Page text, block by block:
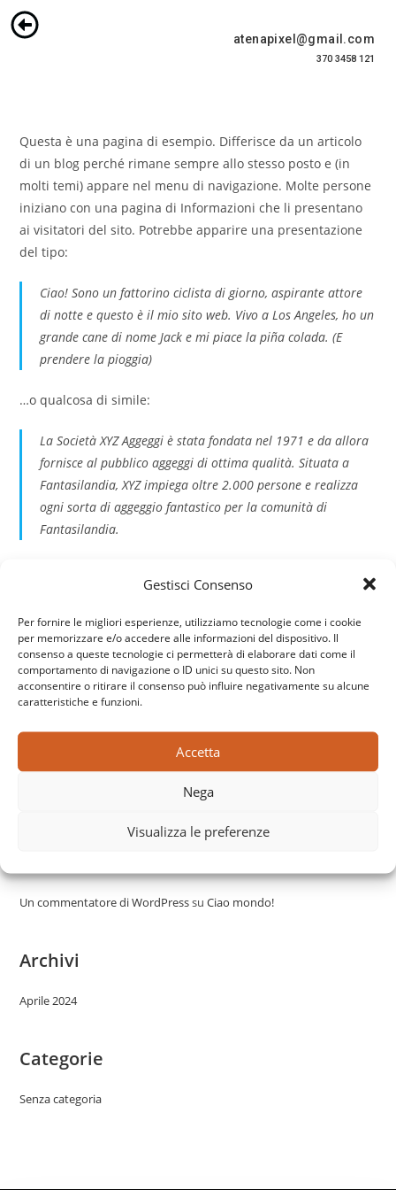
Gestisci Consenso
Per fornire le migliori esperienze, utilizziamo tecnologie come i cookie
per memorizzare e/o accedere alle informazioni del dispositivo. Il
consenso a queste tecnologie ci permetterà di elaborare dati come il
comportamento di navigazione o ID unici su questo sito. Non
acconsentire o ritirare il consenso può influire negativamente su alcune
caratteristiche e funzioni.
Accetta
Nega
Visualizza le preferenze
atenapixel@gmail.com
370 3458 121
Questa è una pagina di esempio. Differisce da un articolo
di un blog perché rimane sempre allo stesso posto e (in
molti temi) appare nel menu di navigazione. Molte persone
iniziano con una pagina di Informazioni che li presentano
ai visitatori del sito. Potrebbe apparire una presentazione
del tipo:
Ciao! Sono un fattorino ciclista di giorno, aspirante attore
di notte e questo è il mio sito web. Vivo a Los Angeles, ho un
grande cane di nome Jack e mi piace la piña colada. (E
prendere la pioggia)
…o qualcosa di simile:
La Società XYZ Aggeggi è stata fondata nel 1971 e da allora
fornisce al pubblico aggeggi di ottima qualità. Situata a
Fantasilandia, XYZ impiega oltre 2.000 persone e realizza
ogni sorta di aggeggio fantastico per la comunità di
Fantasilandia.
per eliminare questa pagina, e crearne delle
nuove per i tuoi contenuti. Divertiti!
Cerca
Un commentatore di WordPresssuCiao mondo!
Archivi
Aprile 2024
Categorie
Senza categoria